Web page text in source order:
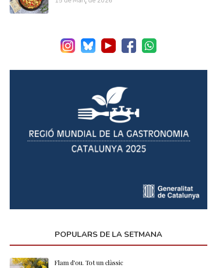
POPULARS DE LA SETMANA
Flam d'ou. Tot un clàssic